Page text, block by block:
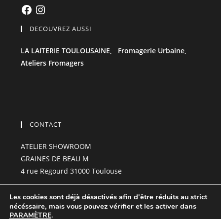
FacebookInstagram
DECOUVREZ AUSSI
LA LAITERIE TOULOUSAINE, Fromagerie Urbaine,
Ateliers Fromagers
CONTACT
ATELIER SHOWROOM
GRAINES DE BEAU M
4 rue Regourd 31000 Toulouse
grainesdebeau-m@hotmail.com
06.85.23.99.01
Les cookies sont déjà désactivés afin d'être réduits au strict
nécéssaire, mais vous pouvez vérifier et les activer dans
PARAMÈTRE.